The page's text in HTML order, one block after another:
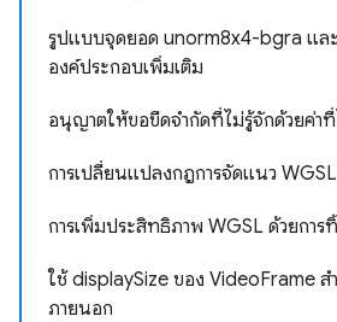
รูปแบบจุดยอด unorm8x4-bgra แล
องค์ประกอบเพิ่มเติม
อนุญาตให้ขอขีดจำกัดที่ไม่รู้จักด้วยค่า
การเปลี่ยนแปลงกฎการจัดแนว WGSL
การเพิ่มประสิทธิภาพ WGSL ด้วยการ
ใช้ displaySize ของ VideoFrame ส
ภายนอก